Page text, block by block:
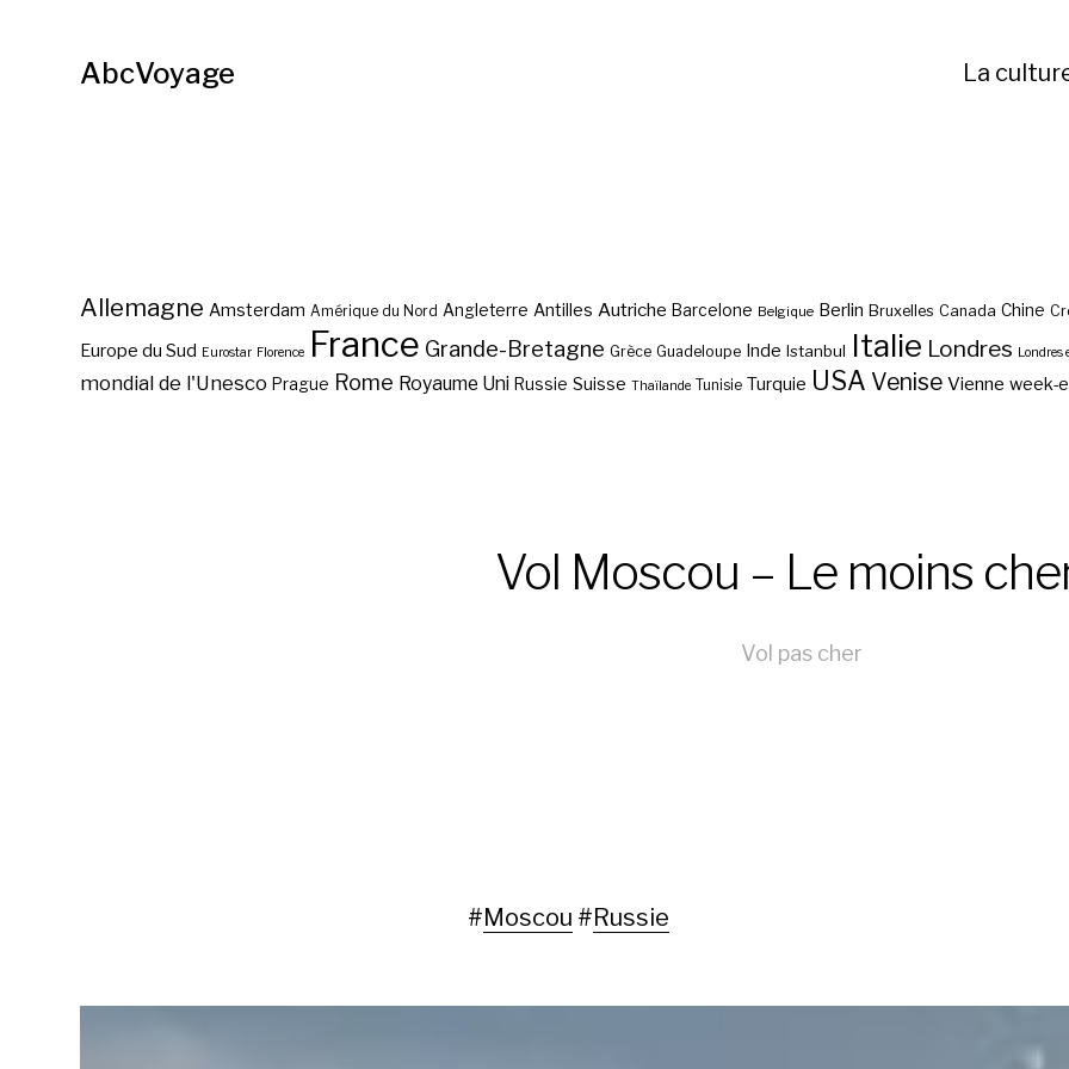
AbcVoyage La
Allemagne Amsterdam Amérique du Nord Angleterre Antilles Autriche Barcelone Belgique Berlin Bruxelles Canada Chine
Europe du Sud Eurostar Florence France Grande-Bretagne Grèce Guadeloupe Inde Istanbul Italie Londres Londres
mondial de l'Unesco Prague Rome Royaume Uni Russie Suisse Thaïlande Tunisie Turquie USA Venise Vienne week-
Vol Moscou – Le moins
Vol pas cher
#Moscou #Russie